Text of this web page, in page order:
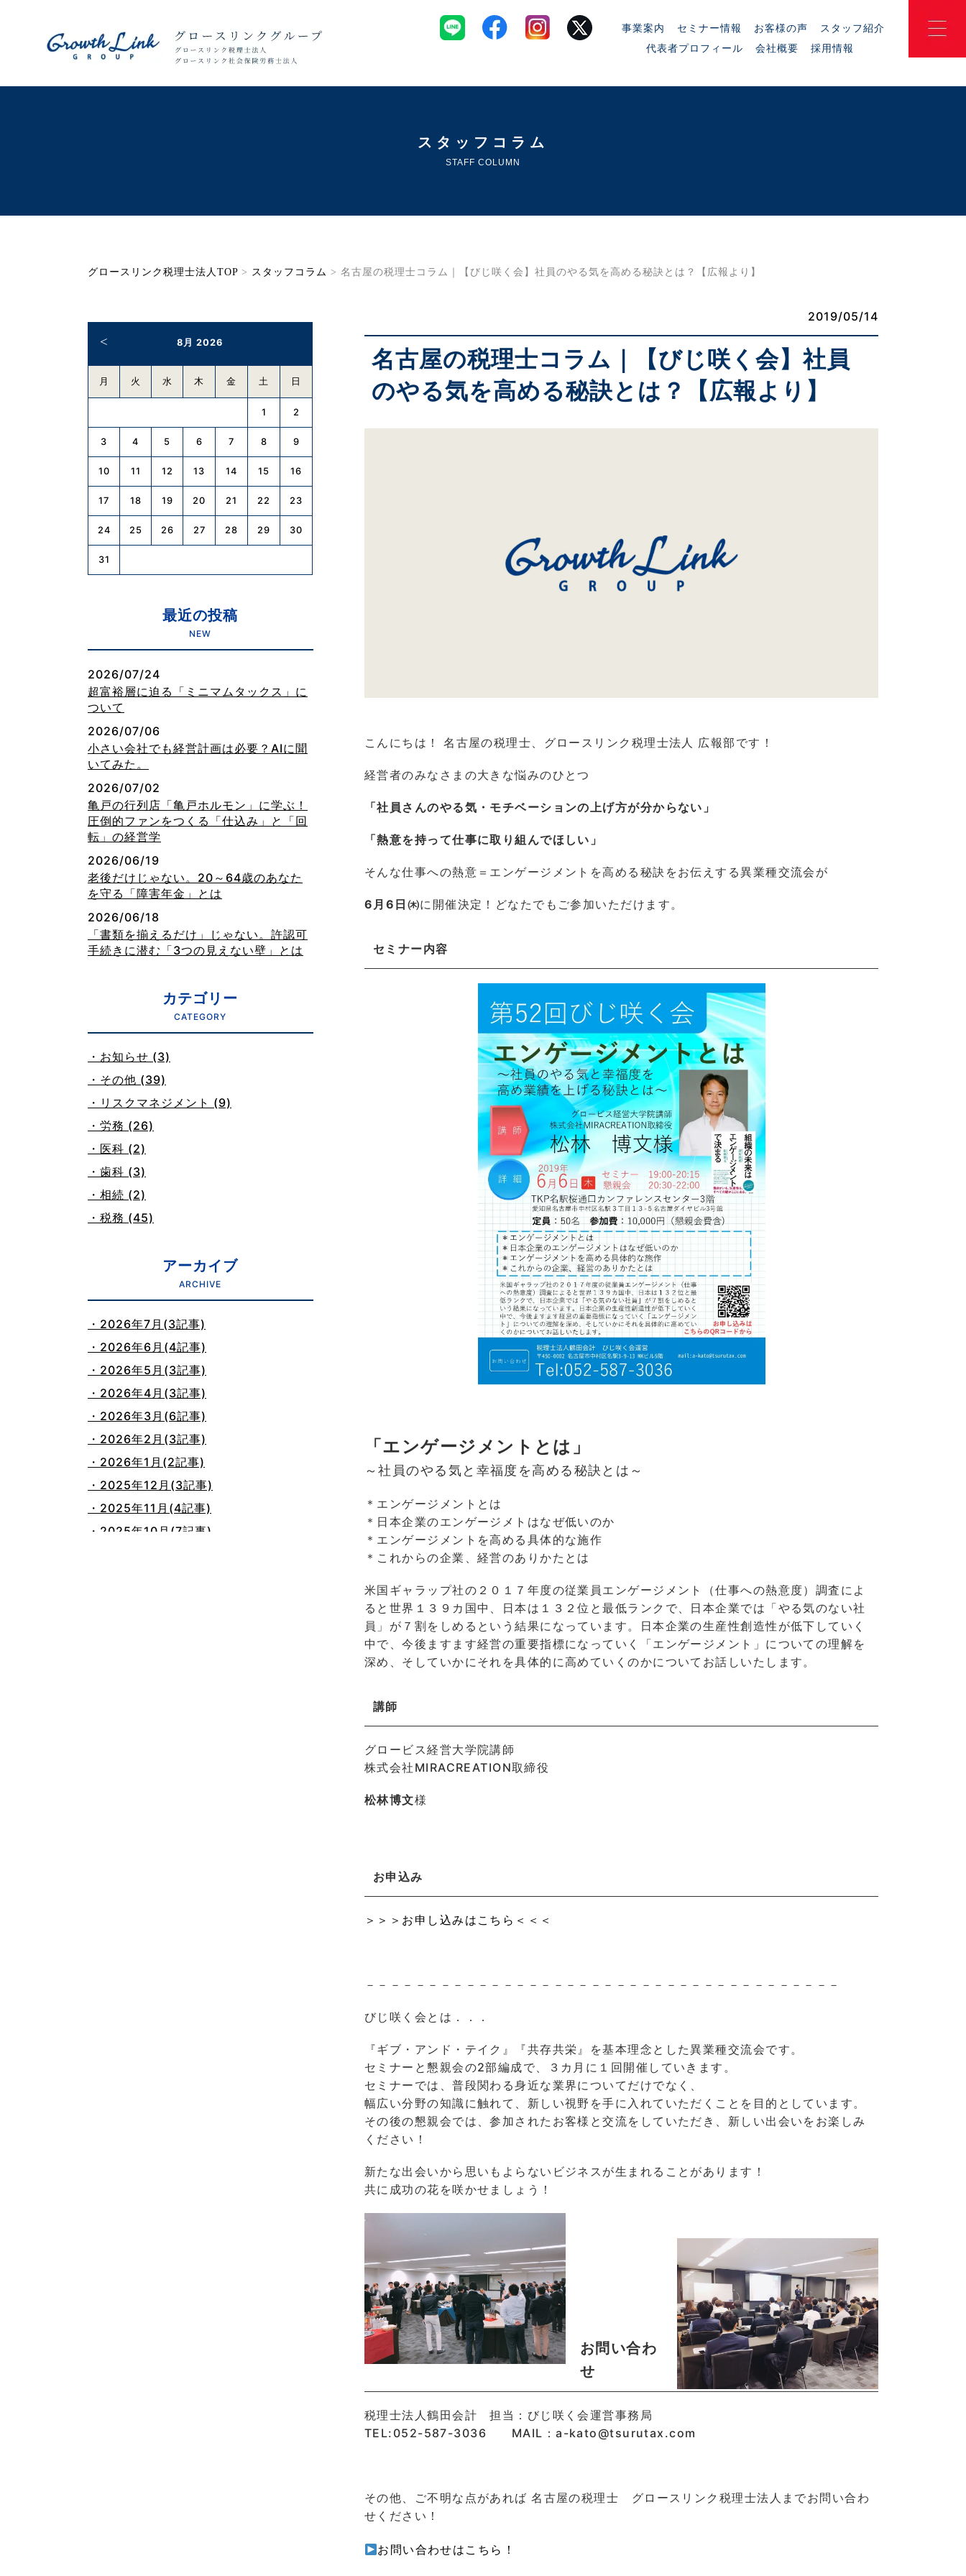
事業案内 セミナー情報 お客様の声
スタッフ紹介
代表者プロフィール
会社概要 採用情報
スタッフコラム
STAFF COLUMN
グロースリンク税理士法人TOP > スタッフコラム > 名古屋の税理士コラム｜【びじ咲く会】社員のやる気を高める秘訣とは？【広報より】
2019/05/14
名古屋の税理士コラム｜【びじ咲く会】社員
のやる気を高める秘訣とは？【広報より】
こんにちは！ 名古屋の税理士、グロースリンク税理士法人 広報部です！
経営者のみなさまの大きな悩みのひとつ
「社員さんのやる気・モチベーションの上げ方が分からない」
「熱意を持って仕事に取り組んでほしい」
そんな仕事への熱意＝エンゲージメントを高める秘訣をお伝えする異業種交流会が
6月6日㈭に開催決定！どなたでもご参加いただけます。
セミナー内容
「エンゲージメントとは」
～社員のやる気と幸福度を高める秘訣とは～
＊エンゲージメントとは
＊日本企業のエンゲージメトはなぜ低いのか
＊エンゲージメントを高める具体的な施作
＊これからの企業、経営のありかたとは
米国ギャラップ社の２０１７年度の従業員エンゲージメント（仕事への熱意度）調査によ
ると世界１３９カ国中、日本は１３２位と最低ランクで、日本企業では「やる気のない社
員」が７割をしめるという結果になっています。日本企業の生産性創造性が低下していく
中で、今後ますます経営の重要指標になっていく「エンゲージメント」についての理解を
深め、そしていかにそれを具体的に高めていくのかについてお話しいたします。
講師
グロービス経営大学院講師
株式会社MIRACREATION取締役
松林博文様
お申込み
＞＞＞お申し込みはこちら＜＜＜
－－－－－－－－－－－－－－－－－－－－－－－－－－－－－－－－－－－－－－
びじ咲く会とは．．．
『ギブ・アンド・テイク』『共存共栄』を基本理念とした異業種交流会です。
セミナーと懇親会の2部編成で、３カ月に１回開催していきます。
セミナーでは、普段関わる身近な業界についてだけでなく、
幅広い分野の知識に触れて、新しい視野を手に入れていただくことを目的としています。
その後の懇親会では、参加されたお客様と交流をしていただき、新しい出会いをお楽しみ
ください！
新たな出会いから思いもよらないビジネスが生まれることがあります！
共に成功の花を咲かせましょう！
お問い合わ
せ
税理士法人鶴田会計 担当：びじ咲く会運営事務局
TEL:052-587-3036 MAIL：a-kato@tsurutax.com
その他、ご不明な点があれば 名古屋の税理士 グロースリンク税理士法人までお問い合わ
せください！
お問い合わせはこちら！
8月 2026
月 火 水 木 金 土 日
1 2
3 4 5 6 7 8 9
10 11 12 13 14 15 16
17 18 19 20 21 22 23
24 25 26 27 28 29 30
31
最近の投稿
NEW
2026/07/24
超富裕層に迫る「ミニマムタックス」に
ついて
2026/07/06
小さい会社でも経営計画は必要？AIに聞
いてみた。
2026/07/02
亀戸の行列店「亀戸ホルモン」に学ぶ！
圧倒的ファンをつくる「仕込み」と「回
転」の経営学
2026/06/19
老後だけじゃない。20～64歳のあなた
を守る「障害年金」とは
2026/06/18
「書類を揃えるだけ」じゃない。許認可
手続きに潜む「3つの見えない壁」とは
カテゴリー
CATEGORY
・お知らせ (3)
・その他 (39)
・リスクマネジメント (9)
・労務 (26)
・医科 (2)
・歯科 (3)
・相続 (2)
・税務 (45)
アーカイブ
ARCHIVE
・2026年7月(3記事)
・2026年6月(4記事)
・2026年5月(3記事)
・2026年4月(3記事)
・2026年3月(6記事)
・2026年2月(3記事)
・2026年1月(2記事)
・2025年12月(3記事)
・2025年11月(4記事)
・2025年10月(7記事)